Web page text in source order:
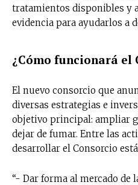
tratamientos disponibles y
evidencia para ayudarlos a
¿Cómo funcionará el
El nuevo consorcio que
diversas estrategias e
objetivo principal: ampliar
dejar de fumar. Entre las
desarrollar el Consorcio
“- Dar forma al mercado de